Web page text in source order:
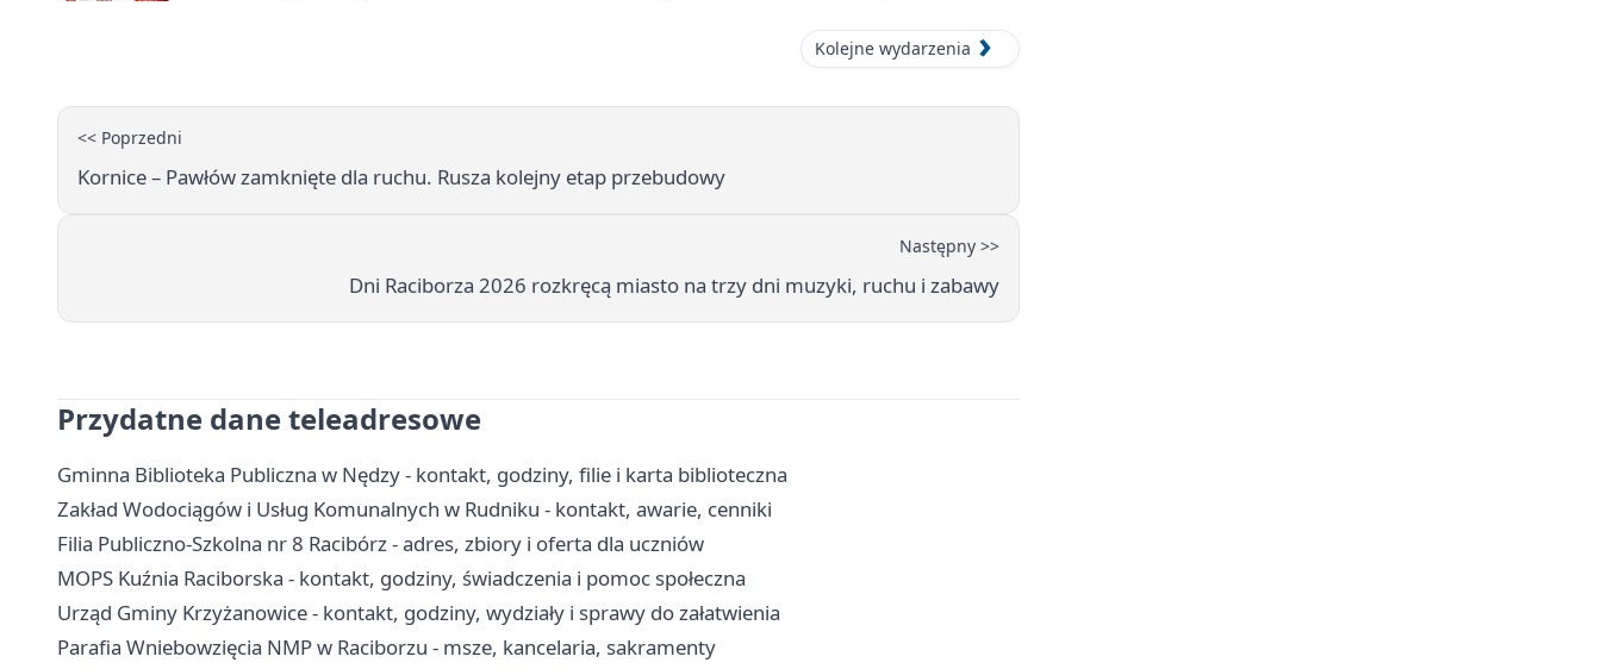
Kolejne wydarzenia
<< Poprzedni
Kornice – Pawłów zamknięte dla ruchu. Rusza kolejny etap przebudowy
Następny >>
Dni Raciborza 2026 rozkręcą miasto na trzy dni muzyki, ruchu i zabawy
Przydatne dane teleadresowe
Gminna Biblioteka Publiczna w Nędzy - kontakt, godziny, filie i karta biblioteczna
Zakład Wodociągów i Usług Komunalnych w Rudniku - kontakt, awarie, cenniki
Filia Publiczno-Szkolna nr 8 Racibórz - adres, zbiory i oferta dla uczniów
MOPS Kuźnia Raciborska - kontakt, godziny, świadczenia i pomoc społeczna
Urząd Gminy Krzyżanowice - kontakt, godziny, wydziały i sprawy do załatwienia
Parafia Wniebowzięcia NMP w Raciborzu - msze, kancelaria, sakramenty